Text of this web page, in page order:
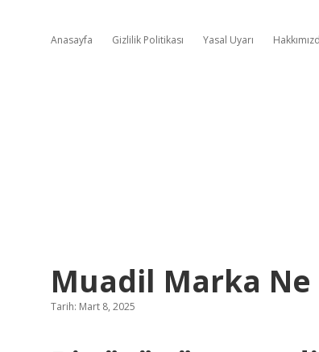
Anasayfa Gizlilik Politikası Yasal Uyarı
Muadil Marka
Tarih: Mart 8, 2025